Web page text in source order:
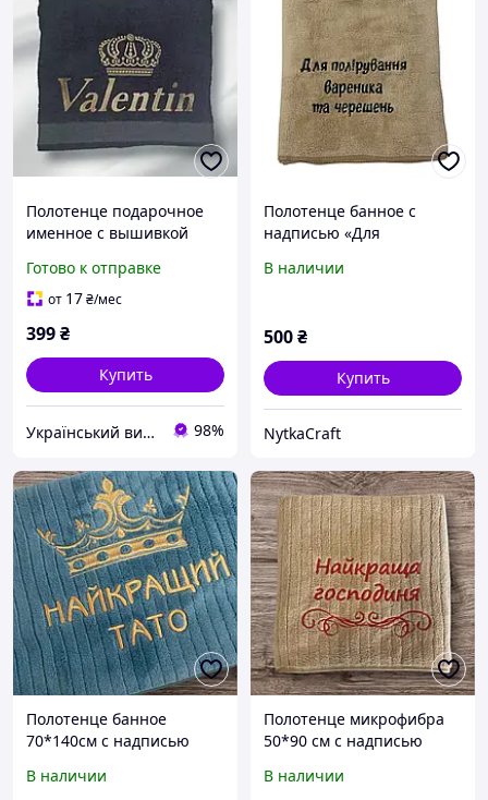
Полотенце подарочное
именное с вышивкой
заказ. Любая надпись на
заказ.
Готово к отправке
от 17₴/мес
399₴
Купить
Український виробник дитячого одягу "Arisha" 98%
Полотенце банное с
надписью «Для
черешень»
В наличии
500₴
Купить
NytkaCraft
Полотенце банное
70*140см с надписью
В наличии
Полотенце микрофибра
50*90 см с надписью
В наличии